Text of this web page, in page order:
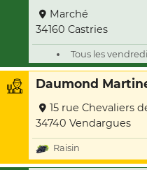
Marché
34160 Castries
Tous les
Daumond
15 rue Chevaliers
34740 Vendargues
Raisin